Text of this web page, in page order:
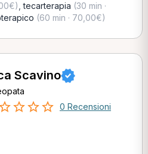
,tecarterapia (30 min ·
(60 min · 70,00€)
Scavino
0 Recensioni